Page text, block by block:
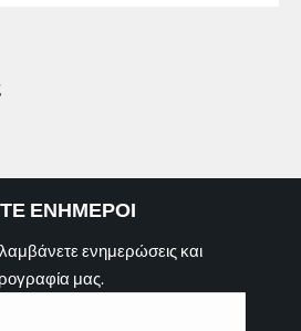
ΕΝΗΜΕΡΟΙ
ενημερώσεις και
μας.